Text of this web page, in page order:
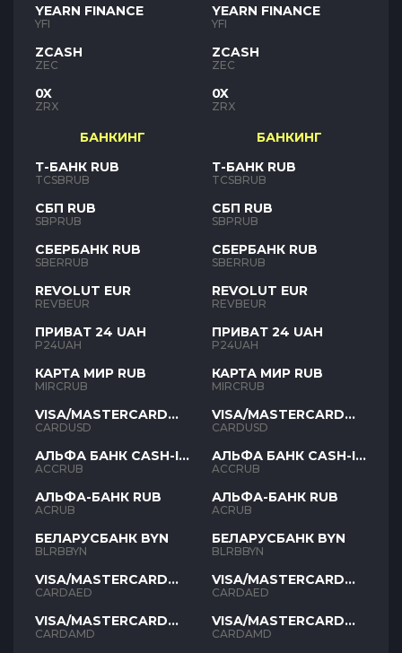
YEARN FINANCE
YFI
ZCASH
ZEC
0X
ZRX
БАНКИНГ
Т-БАНК RUB
TCSBRUB
СБП RUB
SBPRUB
СБЕРБАНК RUB
SBERRUB
REVOLUT EUR
REVBEUR
ПРИВАТ 24 UAH
P24UAH
КАРТА МИР RUB
MIRCRUB
VISA/MASTERCARD
USD
CARDUSD
АЛЬФА БАНК CASH-IN
RUB
ACCRUB
АЛЬФА-БАНК RUB
ACRUB
БЕЛАРУСБАНК BYN
BLRBBYN
VISA/MASTERCARD
AED
CARDAED
VISA/MASTERCARD
AMD
CARDAMD
YEARN FINANCE
YFI
ZCASH
ZEC
0X
ZRX
БАНКИНГ
Т-БАНК RUB
TCSBRUB
СБП RUB
SBPRUB
СБЕРБАНК RUB
SBERRUB
REVOLUT EUR
REVBEUR
ПРИВАТ 24 UAH
P24UAH
КАРТА МИР RUB
MIRCRUB
VISA/MASTERCARD
USD
CARDUSD
АЛЬФА БАНК CASH-IN
RUB
ACCRUB
АЛЬФА-БАНК RUB
ACRUB
БЕЛАРУСБАНК BYN
BLRBBYN
VISA/MASTERCARD
AED
CARDAED
VISA/MASTERCARD
AMD
CARDAMD